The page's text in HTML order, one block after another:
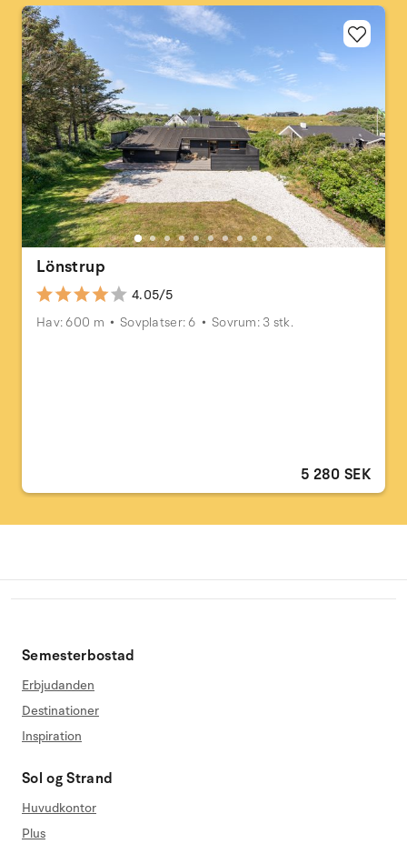
Lönstrup
4.05/5
Hav: 600 m
Sovplatser: 6 Sovrum: 3 stk.
5 280 SEK
Semesterbostad
Erbjudanden
Destinationer
Inspiration
Sol og Strand
Huvudkontor
Plus